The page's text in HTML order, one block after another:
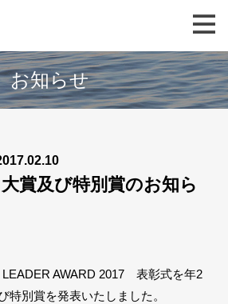
お知らせ
賞及び特別賞のお知ら
AWARD 2017 表彰式を年2
特別賞を発表いたしました。